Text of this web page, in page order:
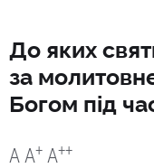
До яких
за
Богом під
A A+ A++